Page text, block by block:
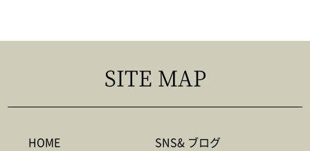
SITE MAP
HOME
SNS& ブログ